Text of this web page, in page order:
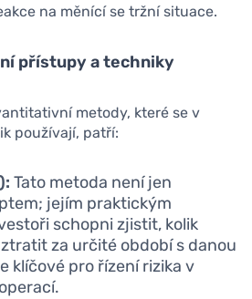
na měnící se tržní situace.
přístupy a techniky
metody, které se v
používají, patří:
Tato metoda není jen
jejím praktickým
schopni zjistit, kolik
za určité období s danou
klíčové pro řízení rizika v